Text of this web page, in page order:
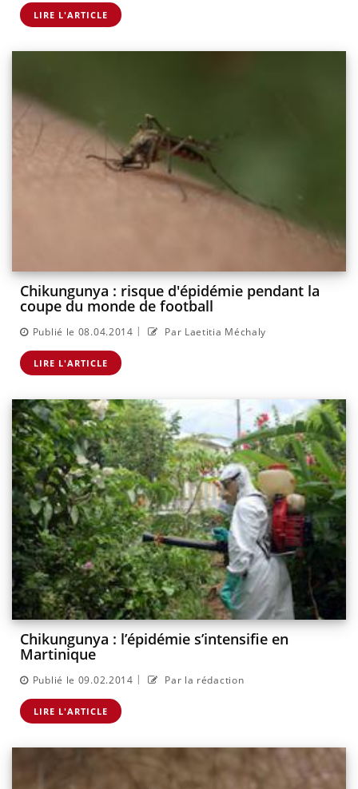
LIRE L'ARTICLE
Chikungunya : risque d'épidémie pendant la
coupe du monde de football
Publié le 08.04.2014 | Par Laetitia Méchaly
LIRE L'ARTICLE
Chikungunya : l’épidémie s’intensifie en
Martinique
Publié le 09.02.2014 | Par la rédaction
LIRE L'ARTICLE